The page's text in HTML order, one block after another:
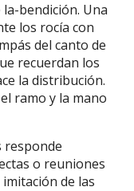
la-bendición. Una
los rocía con
del canto de
recuerdan los
la distribución.
ramo y la mano
responde
o reuniones
de las